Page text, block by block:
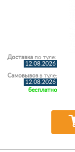
Доставка по туле:
12.08.2026
Самовывозв туле:
12.08.2026
бесплатно